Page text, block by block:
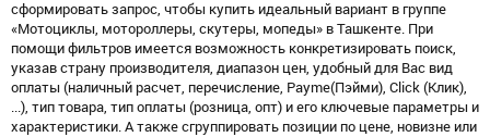
сформировать запрос, чтобы купить идеальный вариант в группе
«Мотоциклы, мотороллеры, скутеры, мопеды» в Ташкенте. При
помощи фильтров имеется возможность конкретизировать поиск,
указав страну производителя, диапазон цен, удобный для Вас вид
оплаты (наличный расчет, перечисление, Payme(Пэйми), Click (Клик),
...), тип товара, тип оплаты (розница, опт) и его ключевые параметры и
характеристики. А также сгруппировать позиции по цене, новизне или